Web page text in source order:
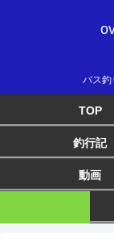
バス釣
TOP
釣行記
動画